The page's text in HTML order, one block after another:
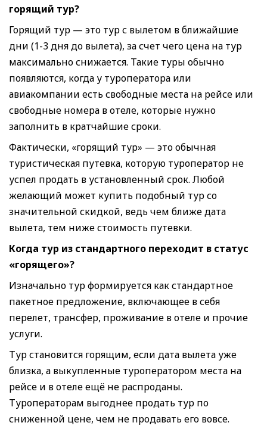
горящий тур?
Горящий тур — это тур с вылетом в ближайшие
дни (1-3 дня до вылета), за счет чего цена на тур
максимально снижается. Такие туры обычно
появляются, когда у туроператора или
авиакомпании есть свободные места на рейсе или
свободные номера в отеле, которые нужно
заполнить в кратчайшие сроки.
Фактически, «горящий тур» — это обычная
туристическая путевка, которую туроператор не
успел продать в установленный срок. Любой
желающий может купить подобный тур со
значительной скидкой, ведь чем ближе дата
вылета, тем ниже стоимость путевки.
Когда тур из стандартного переходит в статус
«горящего»?
Изначально тур формируется как стандартное
пакетное предложение, включающее в себя
перелет, трансфер, проживание в отеле и прочие
услуги.
Тур становится горящим, если дата вылета уже
близка, а выкупленные туроператором места на
рейсе и в отеле ещё не распроданы.
Туроператорам выгоднее продать тур по
сниженной цене, чем не продавать его вовсе.